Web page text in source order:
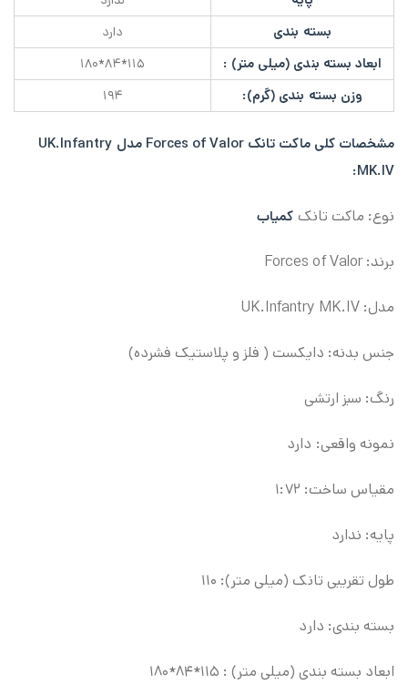
بسته بندی دارد
ابعاد بسته بندی (میلی متر) : ۱۱۵*۸۴*۱۸۰
وزن بسته بندی (گرم): ۱۹۴
مشخصات کلی ماکت
تانک Forces of Valor مدل UK.Infantry
MK.IV:
نوع: ماکت تانک کمیاب
برند: Forces of Valor
مدل: UK.Infantry MK.IV
جنس بدنه: دایکست ( فلز و پلاستیک فشرده)
رنگ: سبز ارتشی
نمونه واقعی: دارد
مقیاس ساخت: ۱:۷۲
پایه: ندارد
طول تقریبی تانک (میلی متر): ۱۱۰
بسته بندی: دارد
ابعاد بسته بندی (میلی متر) : ۱۱۵*۸۴*۱۸۰